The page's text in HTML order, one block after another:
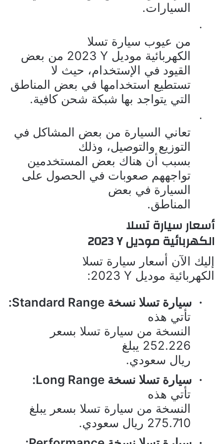
السيارات.
·
من عيوب سيارة تسلا
الكهربائية موديل Y
2023 من بعض
القيود في الإستخدام، حيث لا
تستطيع استخدامها في بعض المناطق
التي يتواجد بها شبكة شحن كافية.
·
تعاني السيارة من بعض المشاكل في
التوزيع والتوصيل، وذلك
بسبب أن هناك بعض المستخدمين
تواجههم صعوبات في الحصول على
السيارة في بعض
المناطق.
أسعار سيارةتسلا
الكهربائية موديلY
إليك الآن أسعار سيارة تسلا
الكهربائية موديل Y
· سيارة تسلا نسخة Standard Range
:
تأتي هذه
النسخة من سيارة تسلا بسعر
252.226 يبلغ
ريال سعودي.
· سيارة تسلا نسخة Long Range
:
تأتي هذه
النسخة من سيارة تسلا بسعر يبلغ
275.710 ريال سعودي.